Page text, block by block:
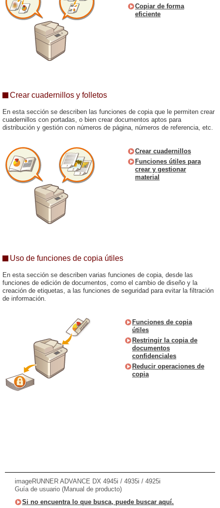
Copiar de forma
eficiente
Crear cuadernillos y folletos
En esta sección se describen las funciones de copia que le permiten crear
cuadernillos con portadas, o bien crear documentos aptos para
distribución y gestión con números de página, números de referencia, etc.
Crear cuadernillos
Funciones útiles para
crear y gestionar
material
Uso de funciones de copia útiles
En esta sección se describen varias funciones de copia, desde las
funciones de edición de documentos, como el cambio de diseño y la
creación de etiquetas, a las funciones de seguridad para evitar la filtración
de información.
Funciones de copia
útiles
Restringir la copia de
documentos
confidenciales
Reducir operaciones de
copia
imageRUNNER ADVANCE DX 4945i / 4935i / 4925i
Guía de usuario (Manual de producto)
Si no encuentra lo que busca, puede buscar aquí.